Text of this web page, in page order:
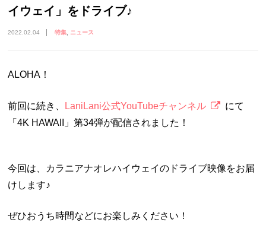
イウェイ」をドライブ♪
2022.02.04 特集 ニュース
ALOHA！
前回に続き、 LaniLani公式YouTubeチャンネル
にて
「4K HAWAII」第34弾が配信されました！
今回は、カラニアナオレハイウェイのドライブ映像をお届
けします♪
ぜひおうち時間などにお楽しみください！